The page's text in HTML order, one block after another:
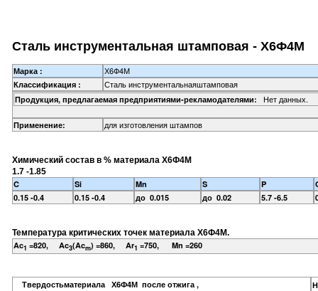
Сталь инструментальная штамповая - Х6Ф4М
Марка : Х6Ф4М
Классификация : Сталь инструментальнаяштамповая
Продукция, предлагаемая предприятиями-рекламодателями: Нет данных.
Применение: для изготовления штампов
Химический состав в % материала Х6Ф4М
1.7 -1.85
C Si Mn S P
0.15 -0.4
0.15 -0.4 до 0.015 до 0.02 5.7 -6.5
Температура критических точек материала Х6Ф4М.
Ac1 =820, Ac3(Acm) =860, Ar1 =750, Mn =260
Твердостьматериала Х6Ф4М после отжига ,